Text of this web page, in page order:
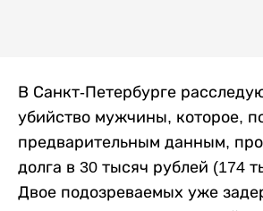
В Санкт-Петербурге
убийство мужчины, которое,
предварительным данным,
долга в 30 тысяч рублей (174
Двое подозреваемых уже